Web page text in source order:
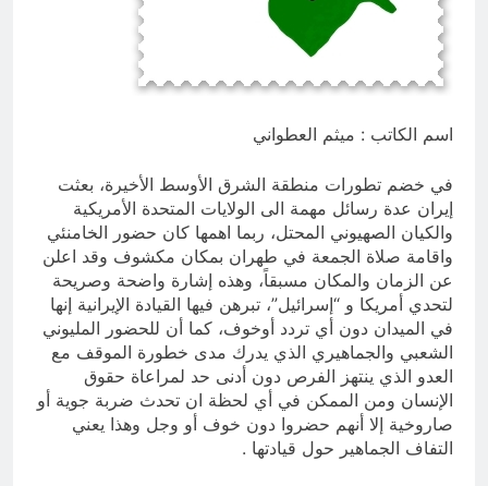
الملائكة والدواب يسبحون بمحمده لكن
اسم الكاتب : ميثم العطواني
في خضم تطورات منطقة الشرق الأوسط الأخيرة، بعثت
إيران عدة رسائل مهمة الى الولايات المتحدة الأمريكية
والكيان الصهيوني المحتل، ربما اهمها كان حضور الخامنئي
واقامة صلاة الجمعة في طهران بمكان مكشوف وقد اعلن
عن الزمان والمكان مسبقاً، وهذه إشارة واضحة وصريحة
لتحدي أمريكا و “إسرائيل”، تبرهن فيها القيادة الإيرانية إنها
في الميدان دون أي تردد أوخوف، كما أن للحضور المليوني
الشعبي والجماهيري الذي يدرك مدى خطورة الموقف مع
العدو الذي ينتهز الفرص دون أدنى حد لمراعاة حقوق
الإنسان ومن الممكن في أي لحظة ان تحدث ضربة جوية أو
صاروخية إلا أنهم حضروا دون خوف أو وجل وهذا يعني
التفاف الجماهير حول قيادتها .